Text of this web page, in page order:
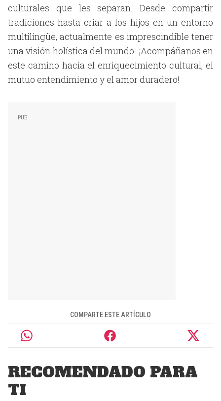
culturales que les separan. Desde compartir
tradiciones hasta criar a los hijos en un entorno
multilingüe, actualmente es imprescindible tener
una visión holística del mundo. ¡Acompáñanos en
este camino hacia el enriquecimiento cultural, el
mutuo entendimiento y el amor duradero!
COMPARTE ESTE ARTÍCULO
RECOMENDADO PARA
TI